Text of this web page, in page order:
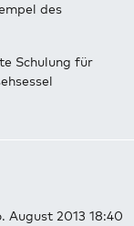
des
Schulung für
August 2013 18:40